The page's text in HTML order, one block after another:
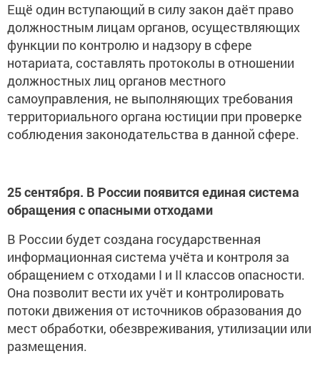
Ещё один вступающий в силу закон даёт право
должностным лицам органов, осуществляющих
функции по контролю и надзору в сфере
нотариата, составлять протоколы в отношении
должностных лиц органов местного
самоуправления, не выполняющих требования
территориального органа юстиции при проверке
соблюдения законодательства в данной сфере.
25 сентября. В России появится единая система
обращения с опасными отходами
В России будет создана государственная
информационная система учёта и контроля за
обращением с отходами I и II классов опасности.
Она позволит вести их учёт и контролировать
потоки движения от источников образования до
мест обработки, обезвреживания, утилизации или
размещения.